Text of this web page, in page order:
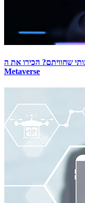
שחוויתם? הכירו את ה-
Metaverse